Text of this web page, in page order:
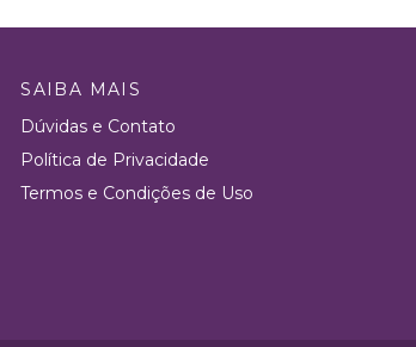
SAIBA MAIS
Dúvidas e Contato
Política de Privacidade
Termos e Condições de Uso